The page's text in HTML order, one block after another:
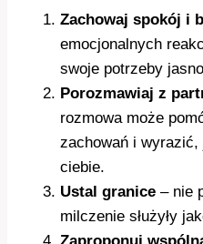
Zachowaj spokój i
emocjonalnych
swoje potrzeby
Porozmawiaj z
rozmowa może
zachowań i wyrazić,
ciebie.
Ustal granice – nie
milczenie służyły